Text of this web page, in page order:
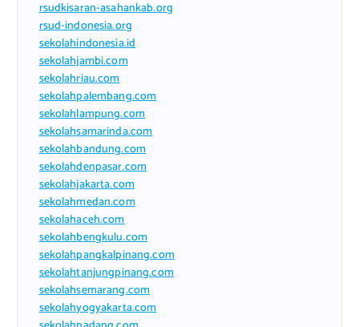
rsudkisaran-asahankab.org
rsud-indonesia.org
sekolahindonesia.id
sekolahjambi.com
sekolahriau.com
sekolahpalembang.com
sekolahlampung.com
sekolahsamarinda.com
sekolahbandung.com
sekolahdenpasar.com
sekolahjakarta.com
sekolahmedan.com
sekolahaceh.com
sekolahbengkulu.com
sekolahpangkalpinang.com
sekolahtanjungpinang.com
sekolahsemarang.com
sekolahyogyakarta.com